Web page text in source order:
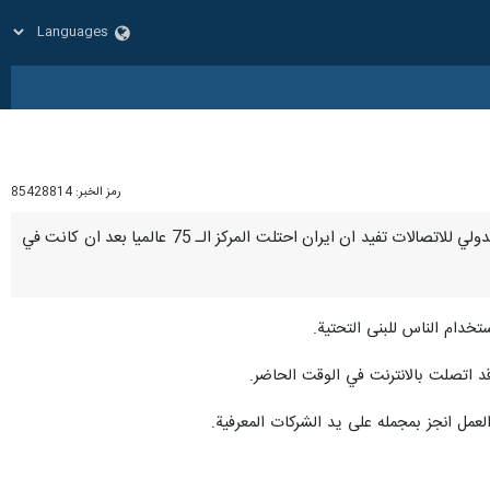
رمز الخبر: 85428814